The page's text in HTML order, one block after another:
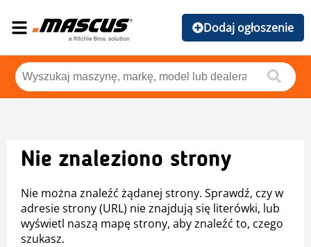
Dodaj ogłoszenie
Nie znaleziono strony
Nie można znaleźć żądanej strony. Sprawdź, czy w
adresie strony (URL) nie znajdują się literówki, lub
wyświetl naszą mapę strony, aby znaleźć to, czego
szukasz.